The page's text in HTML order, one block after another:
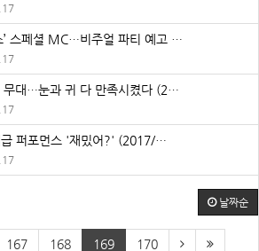
’ 스페셜 MC…비주얼 파티 예고 …
무대…눈과 귀 다 만족시켰다 (2…
급 퍼포먼스 '재밌어?' (2017/…
날짜순
167 168 169 170